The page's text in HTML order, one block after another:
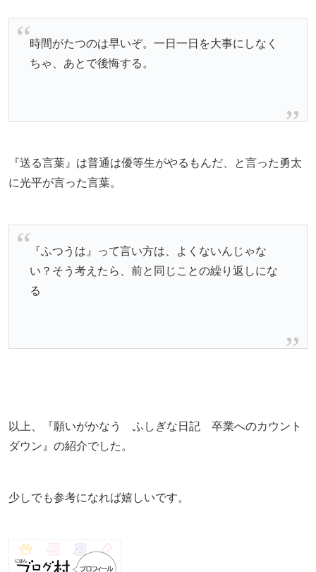
時間がたつのは早いぞ。一日一日を大事にしなく
ちゃ、あとで後悔する。
『送る言葉』は普通は優等生がやるもんだ、と言った勇太
に光平が言った言葉。
『ふつうは』って言い方は、よくないんじゃな
い？そう考えたら、前と同じことの繰り返しにな
る
以上、『願いがかなう ふしぎな日記 卒業へのカウント
ダウン』の紹介でした。
少しでも参考になれば嬉しいです。